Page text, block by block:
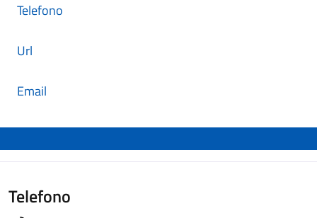
Telefono
Url
Email
Telefono